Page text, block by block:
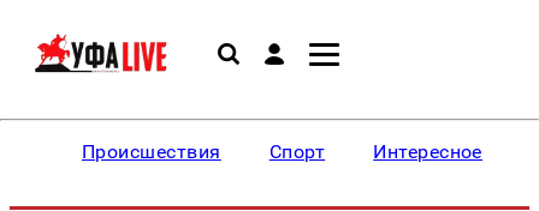
Происшествия Спорт Интересное